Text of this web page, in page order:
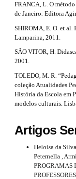
#
#
FRANCA, L. O
de Janeiro: Editora
SHIROMA, E. O. et al.
Lamparina, 2011.
SÃO VITOR, H.
2001.
TOLEDO, M. R.
coleção Atualidades
História da Escola em
modelos culturais.
Artigos
Heloisa da
Peternella ,
PROGRAMAS